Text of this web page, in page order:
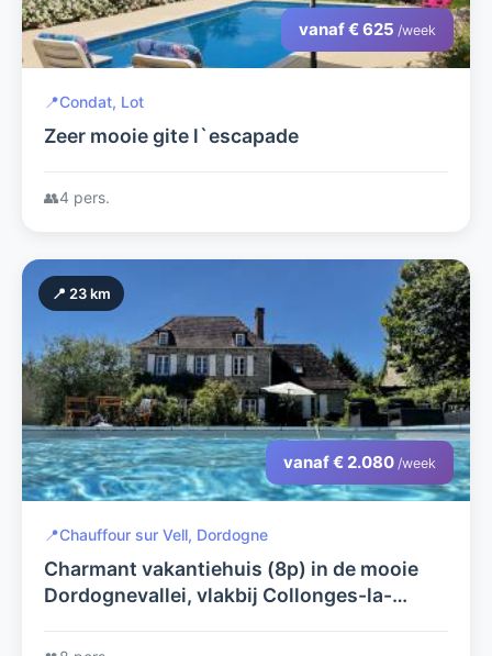
vanaf € 625 /week
📍Condat, Lot
Zeer mooie gite l`escapade
👥4 pers.
📍 23 km
vanaf € 2.080 /week
📍Chauffour sur Vell, Dordogne
Charmant vakantiehuis (8p) in de mooie
Dordognevallei, vlakbij Collonges-la-